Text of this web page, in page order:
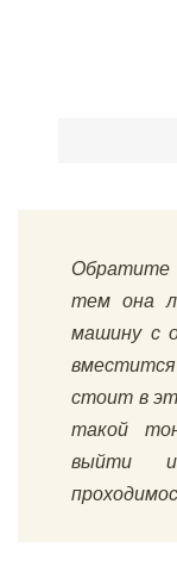
Обратите
тем она
машину с
стоит в
такой
выйти